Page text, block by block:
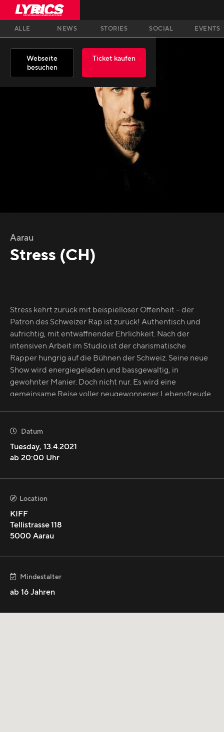
ALLE NEWS STORIES SOCIAL EVENTS
Webseite
besuchen
Ticket kaufen
Aarau
Stress (CH)
Stress kehrt zurück mit beispielloser Offenheit – der
Patron des Schweizer Rap ist zurück! Authentisch und
aufrichtig, mit entwaffnender Ehrlichkeit. Nach der
intensiven Arbeit im Studio ist der charismatische
Rapper hungrig auf die Bühnen der Schweiz. Seine neue
Show wird energiegeladen und bassgewaltig, in
gewohnter Manier. Doch nicht nur. Es wird eine
gemeinsame Reise voller neugewonnener Lebensfreude
Publikum verausgaben bis zum Umfallen. Nicht umsonst
ist Stress einer der besten Live Acts unseres Landes.
Support ist Naomi Lareine.
mehr anzeigen
 Datum
Tuesday, 13.4.2021
ab 20:00 Uhr
 Location
KIFF
Tellistrasse 118
5000 Aarau
 Mindestalter
ab 16 Jahren